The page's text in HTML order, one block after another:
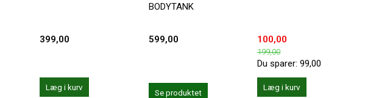
399,00
Læg i kurv
BODYTANK
599,00
Se produktet
100,00
199,00
Du sparer: 99,00
Læg i kurv